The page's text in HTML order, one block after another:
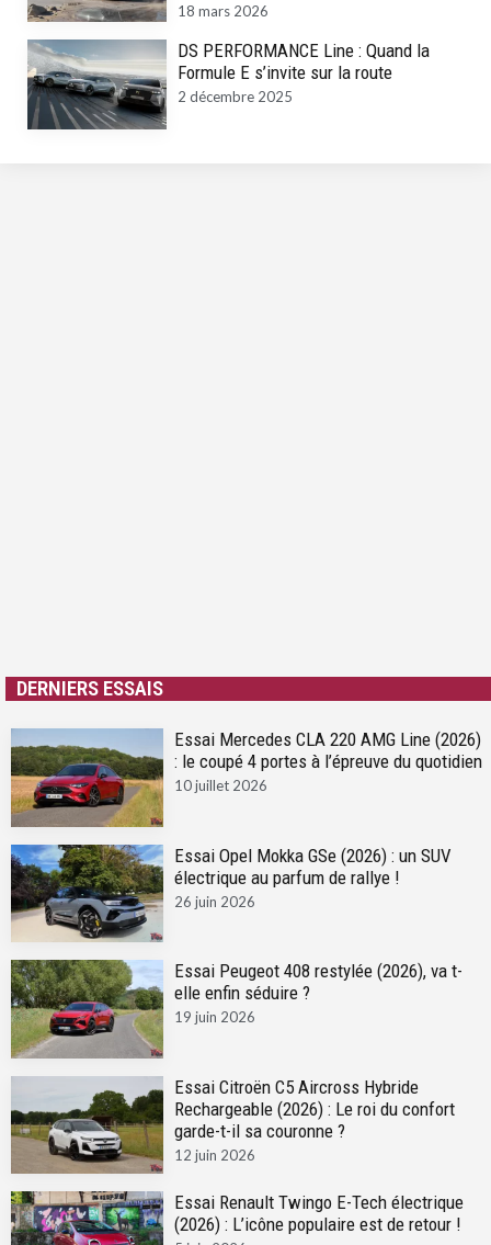
18 mars 2026
DS PERFORMANCE Line : Quand la
Formule E s’invite sur la route
2 décembre 2025
DERNIERS ESSAIS
Essai Mercedes CLA 220 AMG Line (2026)
: le coupé 4 portes à l’épreuve du quotidien
10 juillet 2026
Essai Opel Mokka GSe (2026) : un SUV
électrique au parfum de rallye !
26 juin 2026
Essai Peugeot 408 restylée (2026), va t-
elle enfin séduire ?
19 juin 2026
Essai Citroën C5 Aircross Hybride
Rechargeable (2026) : Le roi du confort
garde-t-il sa couronne ?
12 juin 2026
Essai Renault Twingo E-Tech électrique
(2026) : L’icône populaire est de retour !